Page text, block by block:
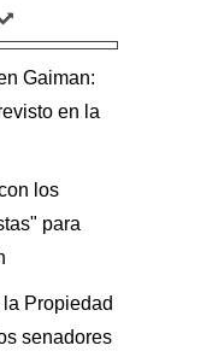
Gaiman:
en la
los
para
Propiedad
senadores